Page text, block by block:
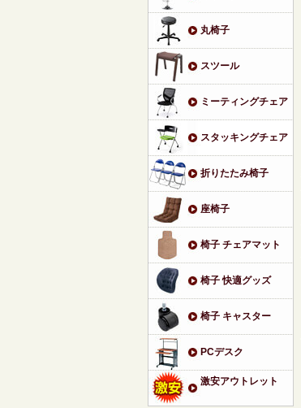
丸椅子
スツール
ミーティングチェア
スタッキングチェア
折りたたみ椅子
座椅子
椅子 チェアマット
椅子 快適グッズ
椅子 キャスター
PCデスク
激安アウトレット